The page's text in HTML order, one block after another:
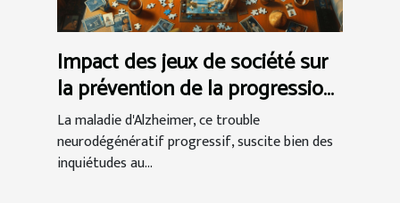
Impact des jeux de société sur
la prévention de la progression
d'Alzheimer
La maladie d'Alzheimer, ce trouble
neurodégénératif progressif, suscite bien des
inquiétudes au...